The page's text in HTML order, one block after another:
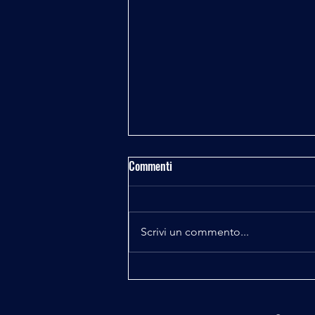
Fisica e Spiritualità
Commenti
Scrivi un commento...